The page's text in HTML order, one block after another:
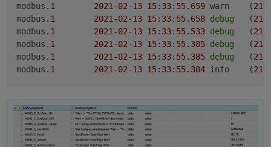
modbus .1 2021 -02-13 15: 33: 55.659
	warn	(
modbus .1 2021 -02-13 15: 33: 55.658 debug
	(
modbus .1 2021 -02-13 15: 33: 55.533 debug
	(
modbus .1 2021 -02-13 15: 33: 55.385 debug
	(
modbus .1 2021 -02-13 15: 33: 55.385 debug
	(
modbus .1 2021 -02-13 15: 33: 55.384
	info	(